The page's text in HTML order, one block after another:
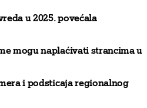
u 2025. povećala
mogu naplaćivati strancima u
i podsticaja regionalnog